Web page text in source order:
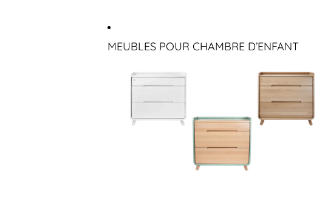
MEUBLES POUR CHAMBRE D’ENFANT